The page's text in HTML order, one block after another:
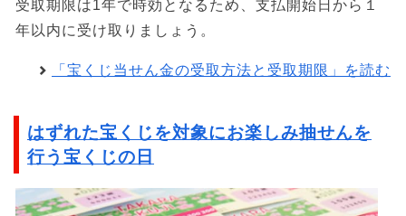
受取期限は1年で時効となるため、支払開始日から１
年以内に受け取りましょう。
「宝くじ当せん金の受取方法と受取期限」を読む
はずれた宝くじを対象にお楽しみ抽せんを
行う宝くじの日